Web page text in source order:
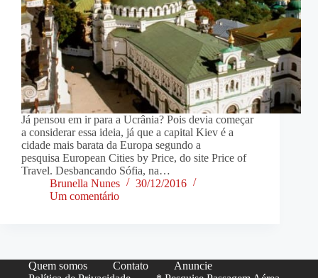
Já pensou em ir para a Ucrânia? Pois devia começar
a considerar essa ideia, já que a capital Kiev é a
cidade mais barata da Europa segundo a
pesquisa European Cities by Price, do site Price of
Travel. Desbancando Sófia, na…
Brunella Nunes
30/12/2016
Um comentário
Quem somos Contato
Anuncie